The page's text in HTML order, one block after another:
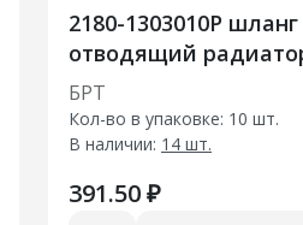
2180-1303010Р шланг
отводящий
БРТ
Кол-во в упаковке: 10 шт.
В наличии: 14 шт.
391.50 ₽